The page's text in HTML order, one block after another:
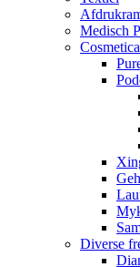
Medisch
Cosmetica
Diverse